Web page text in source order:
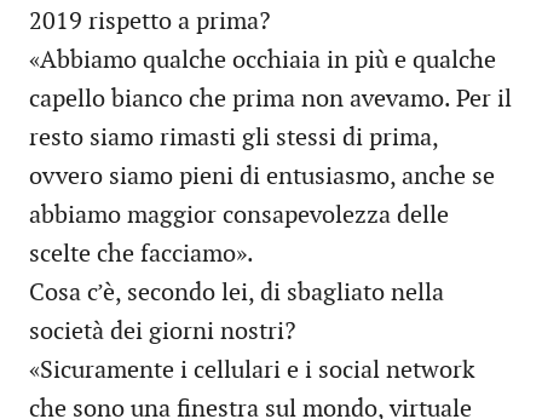
2019 rispetto a prima?
«Abbiamo qualche occhiaia in più e qualche
capello bianco che prima non avevamo. Per il
resto siamo rimasti gli stessi di prima,
ovvero siamo pieni di entusiasmo, anche se
abbiamo maggior consapevolezza delle
scelte che facciamo».
Cosa c’è, secondo lei, di sbagliato nella
società dei giorni nostri?
«Sicuramente i cellulari e i social network
che sono una finestra sul mondo, virtuale